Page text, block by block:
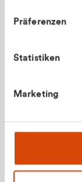
Präferenzen
Statistiken
Marketing